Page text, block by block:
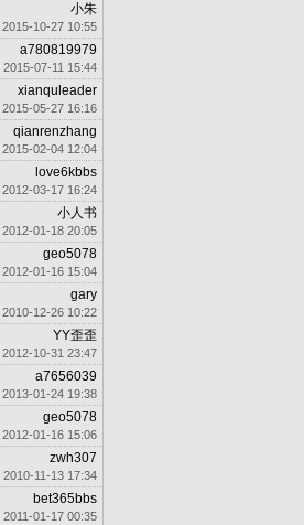
小朱
2015-10-27 10:55
a780819979
2015-07-11 15:44
xianquleader
2015-05-27 16:16
qianrenzhang
2015-02-04 12:04
love6kbbs
2012-03-17 16:24
小人书
2012-01-18 20:05
geo5078
2012-01-16 15:04
gary
2010-12-26 10:22
YY歪歪
2012-10-31 23:47
a7656039
2013-01-24 19:38
geo5078
2012-01-16 15:06
zwh307
2010-11-13 17:34
bet365bbs
2011-01-17 00:35